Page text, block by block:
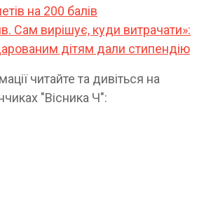
на 200 балів
Сам вирішує, куди витрачати»:
дітям дали стипендію
читайте та дивіться на
"Вісника Ч":